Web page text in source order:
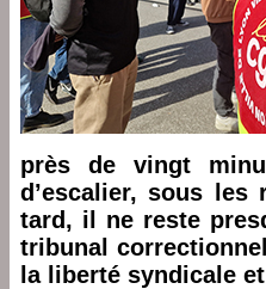
près de vingt
d’escalier, sous
tard, il ne reste
tribunal
la liberté syndicale